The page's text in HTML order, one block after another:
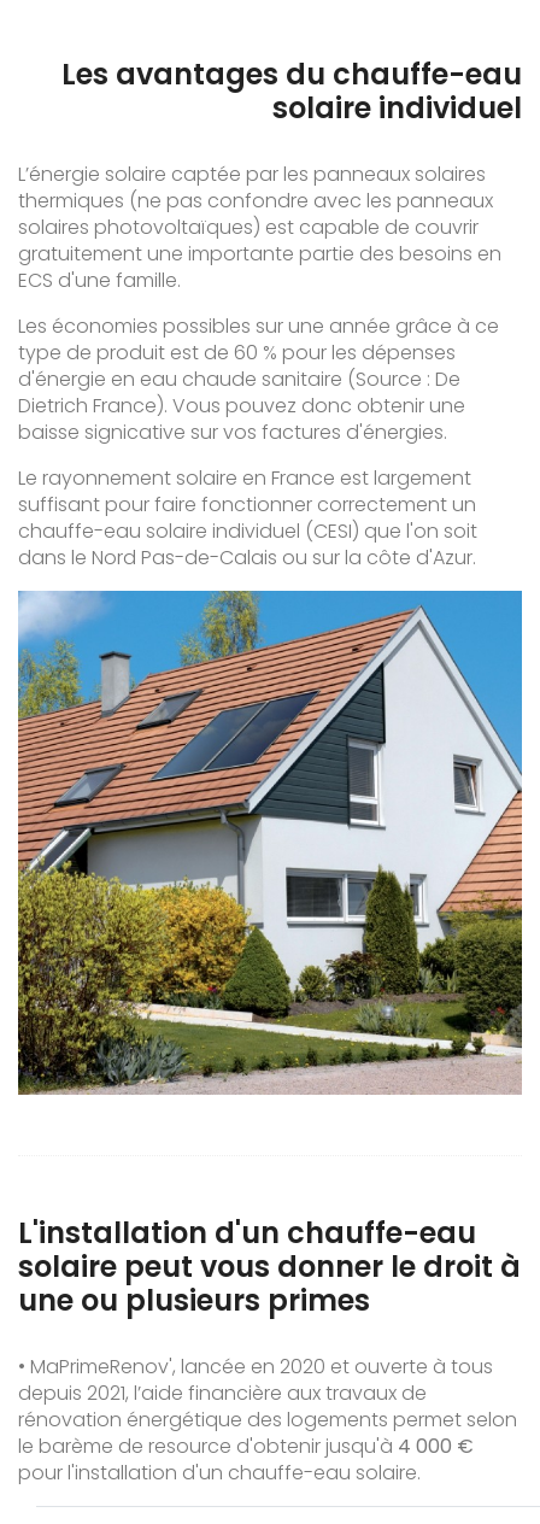
Les avantages du chauffe-eau
solaire individuel
L’énergie solaire captée par les panneaux solaires
thermiques (ne pas confondre avec les panneaux
solaires photovoltaïques) est capable de couvrir
gratuitement une importante partie des besoins en
ECS d'une famille.
Les économies possibles sur une année grâce à ce
type de produit est de 60 % pour les dépenses
d'énergie en eau chaude sanitaire (Source : De
Dietrich France). Vous pouvez donc obtenir une
baisse signicative sur vos factures d'énergies.
Le rayonnement solaire en France est largement
suffisant pour faire fonctionner correctement un
chauffe-eau solaire individuel (CESI) que l'on soit
dans le Nord Pas-de-Calais ou sur la côte d'Azur.
L'installation d'un chauffe-eau
solaire peut vous donner le droit à
une ou plusieurs primes
• MaPrimeRenov', lancée en 2020 et ouverte à tous
depuis 2021, l’aide financière aux travaux de
rénovation énergétique des logements permet selon
le barème de resource d'obtenir jusqu'à 4 000 €
pour l'installation d'un chauffe-eau solaire.